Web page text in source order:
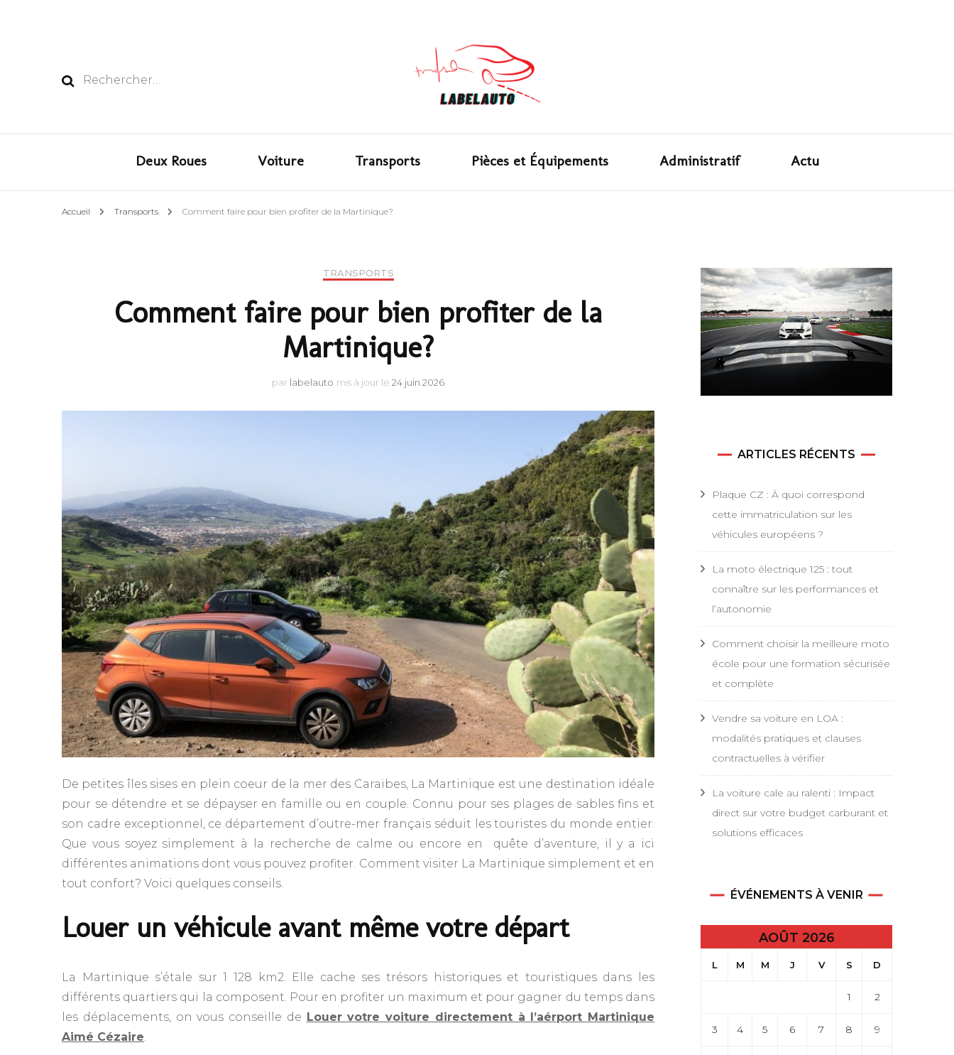
Rechercher :
L'actualité Auto
Deux Roues Voiture Transports Pièces et Équipements Administratif Actu
Accueil Transports Comment faire pour bien profiter de la Martinique?
TRANSPORTS
Comment faire pour bien profiter de la
Martinique?
par labelauto mis à jour le 24 juin 2026
De petites îles sises en plein coeur de la mer des Caraïbes, La Martinique est une destination idéale
pour se détendre et se dépayser en famille ou en couple. Connu pour ses plages de sables fins et
son cadre exceptionnel, ce département d’outre-mer français séduit les touristes du monde entier.
Que vous soyez simplement à la recherche de calme ou encore en quête d’aventure, il y a ici
différentes animations dont vous pouvez profiter. Comment visiter La Martinique simplement et en
tout confort? Voici quelques conseils.
Louer un véhicule avant même votre départ
La Martinique s’étale sur 1 128 km2. Elle cache ses trésors historiques et touristiques dans les
différents quartiers qui la composent. Pour en profiter un maximum et pour gagner du temps dans
les déplacements, on vous conseille de Louer votre voiture directement à l’aérport Martinique
Aimé Cézaire.
ARTICLES RÉCENTS
Plaque CZ : À quoi correspond
cette immatriculation sur les
véhicules européens ?
La moto électrique 125 : tout
connaître sur les performances et
l’autonomie
Comment choisir la meilleure moto
école pour une formation sécurisée
et complète
Vendre sa voiture en LOA :
modalités pratiques et clauses
contractuelles à vérifier
La voiture cale au ralenti : Impact
direct sur votre budget carburant et
solutions efficaces
ÉVÉNEMENTS À VENIR
AOÛT 2026
L M M J V S D
1 2
3 4 5 6 7 8 9